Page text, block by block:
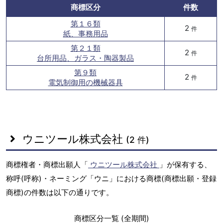
商標区分
件数
第１６類
紙、事務用品
2 件
第２１類
台所用品、ガラス・陶器製品
2 件
第９類
電気制御用の機械器具
2 件
ウニツール株式会社 (2 件)
商標権者・商標出願人「 ウニツール株式会社 」が保有する、
称呼(呼称)・ネーミング「ウニ」における商標(商標出願・登録
商標)の件数は以下の通りです。
商標区分一覧 (全期間)